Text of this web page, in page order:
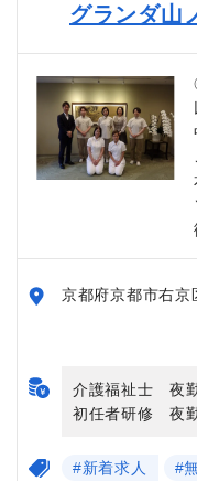
グランダ山
京都府京都市右京
介護福祉士 夜
初任者研修 夜
#新着求人
#